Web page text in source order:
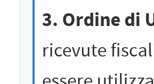
3. Ordine di
ricevute